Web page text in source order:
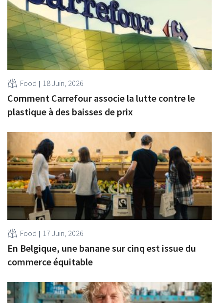
Food 18 Juin, 2026
Comment Carrefour associe la lutte contre le
plastique à des baisses de prix
Food 17 Juin, 2026
En Belgique, une banane sur cinq est issue du
commerce équitable